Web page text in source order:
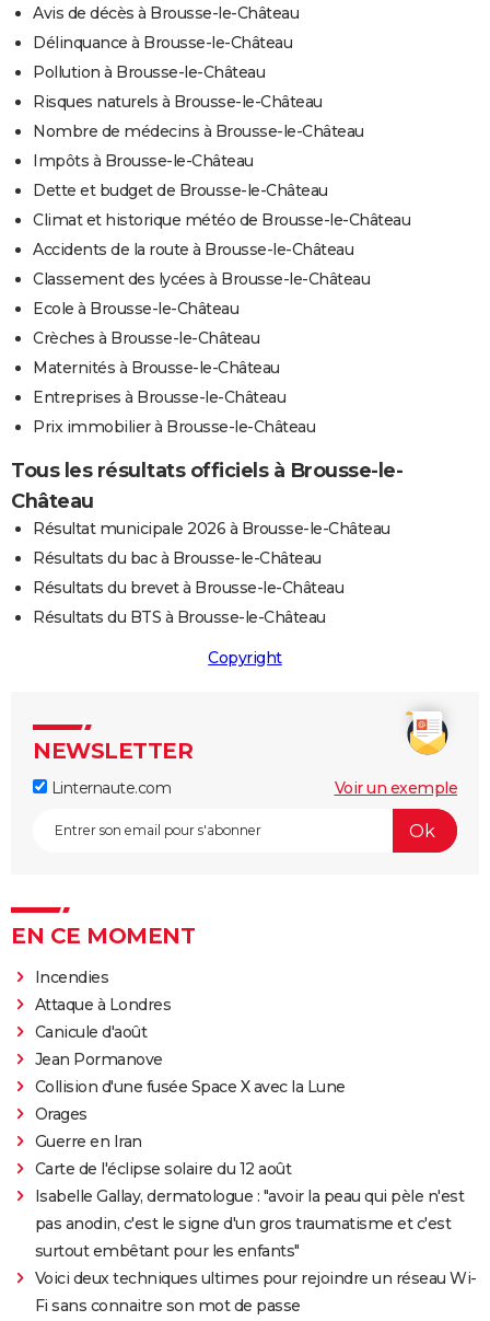
Avis de décès à Brousse-le-Château
Délinquance à Brousse-le-Château
Pollution à Brousse-le-Château
Risques naturels à Brousse-le-Château
Nombre de médecins à Brousse-le-Château
Impôts à Brousse-le-Château
Dette et budget de Brousse-le-Château
Climat et historique météo de Brousse-le-Château
Accidents de la route à Brousse-le-Château
Classement des lycées à Brousse-le-Château
Ecole à Brousse-le-Château
Crèches à Brousse-le-Château
Maternités à Brousse-le-Château
Entreprises à Brousse-le-Château
Prix immobilier à Brousse-le-Château
Tous les résultats officiels à Brousse-le-
Château
Résultat municipale 2026 à Brousse-le-Château
Résultats du bac à Brousse-le-Château
Résultats du brevet à Brousse-le-Château
Résultats du BTS à Brousse-le-Château
Copyright
NEWSLETTER
Linternaute.com Voir un exemple
EN CE MOMENT
Incendies
Attaque à Londres
Canicule d'août
Jean Pormanove
Collision d'une fusée Space X avec la Lune
Orages
Guerre en Iran
Carte de l'éclipse solaire du 12 août
Isabelle Gallay, dermatologue : "avoir la peau qui pèle n'est
pas anodin, c'est le signe d'un gros traumatisme et c'est
surtout embêtant pour les enfants"
Voici deux techniques ultimes pour rejoindre un réseau Wi-
Fi sans connaitre son mot de passe